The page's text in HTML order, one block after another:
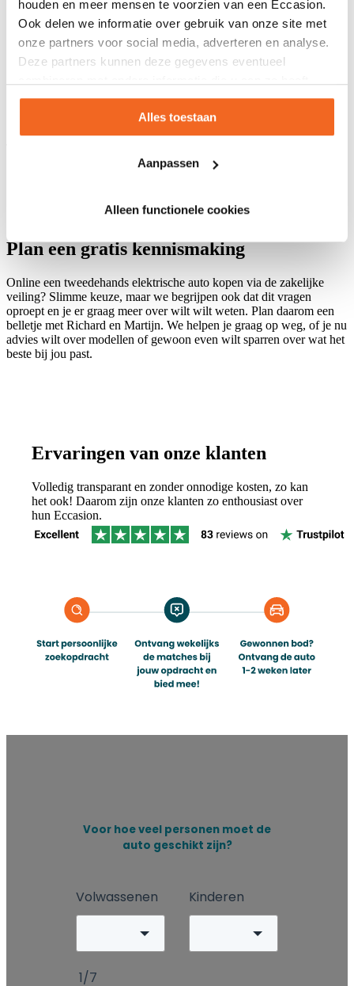
houden en meer mensen te voorzien van een Eccasion.
Ook delen we informatie over gebruik van onze site met
onze partners voor social media, adverteren en analyse.
Deze partners kunnen deze gegevens eventueel
verstrekt of die ze hebben verzameld op basis van uw
gebruik van hun servicesAlles toestaan
Aanpassen
Alleen functionele cookies
Plan een gratis kennismaking
Online een tweedehands elektrische auto kopen via de zakelijke
veiling? Slimme keuze, maar we begrijpen ook dat dit vragen
oproept en je er graag meer over wilt wilt weten. Plan daarom een
belletje met Richard en Martijn. We helpen je graag op weg, of je nu
advies wilt over modellen of gewoon even wilt sparren over wat het
beste bij jou past.
Ervaringen van onze klanten
Volledig transparant en zonder onnodige kosten, zo kan
het ook! Daarom zijn onze klanten zo enthousiast over
hun Eccasion.
Voor hoe veel personen moet de
auto geschikt zijn?
Volwassenen Kinderen
1/7